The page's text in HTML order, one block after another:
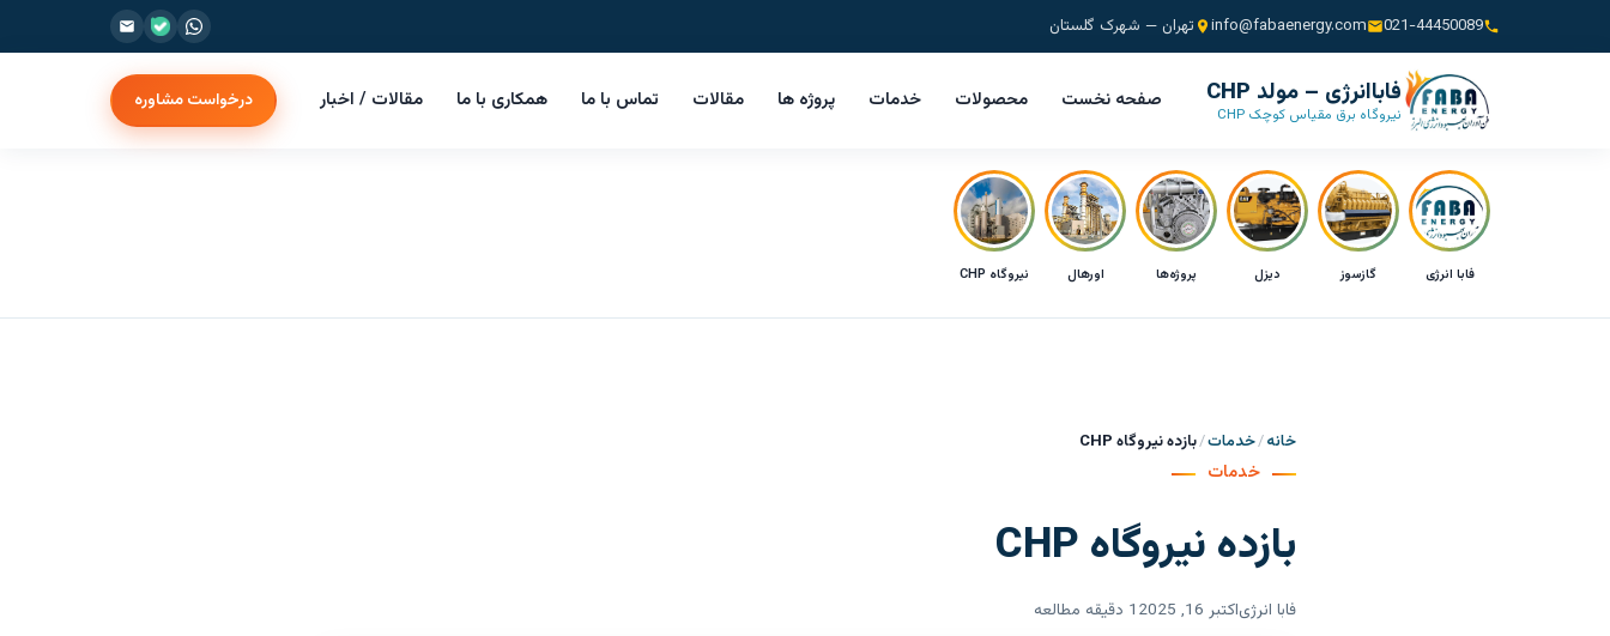
021-44450089
info@fabaenergy.com تهران — شهرک گلستان
فاباانرژی – مولد CHP
نیروگاه برق مقیاس کوچک CHP
صفحه نخست محصولات خدمات پروژه ها مقالات تماس با ما همکاری با ما مقالات / اخبار درخواست مشاوره
فابا انرژی گازسوز دیزل پروژه‌ها اورهال نیروگاه CHP
خانه خدمات بازده نیروگاه CHP
خدمات
بازده نیروگاه CHP
فابا انرژیاکتبر 16, 2025 1 دقیقه مطالعه